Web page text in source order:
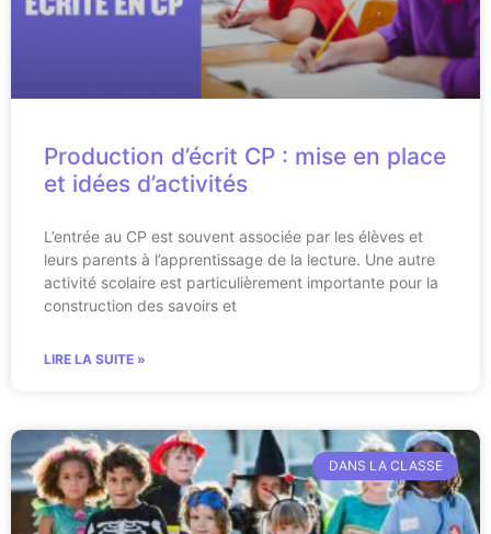
Production d’écrit CP : mise en place
et idées d’activités
L’entrée au CP est souvent associée par les élèves et
leurs parents à l’apprentissage de la lecture. Une autre
activité scolaire est particulièrement importante pour la
construction des savoirs et
LIRE LA SUITE »
DANS LA CLASSE